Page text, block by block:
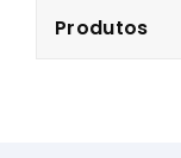
Produtos